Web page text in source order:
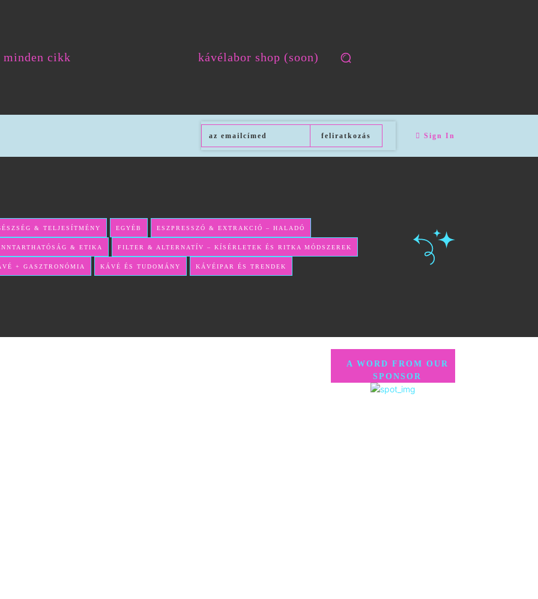
minden cikk kávélabor shop (soon)
feliratkozás Sign In
& TELJESÍTMÉNY EGYÉB ESZPRESSZÓ & EXTRAKCIÓ – HALADÓ
& ETIKA FILTER & ALTERNATÍV – KÍSÉRLETEK ÉS RITKA MÓDSZEREK
+ GASZTRONÓMIA KÁVÉ ÉS TUDOMÁNY KÁVÉIPAR ÉS TRENDEK
A WORD FROM OUR
SPONSOR